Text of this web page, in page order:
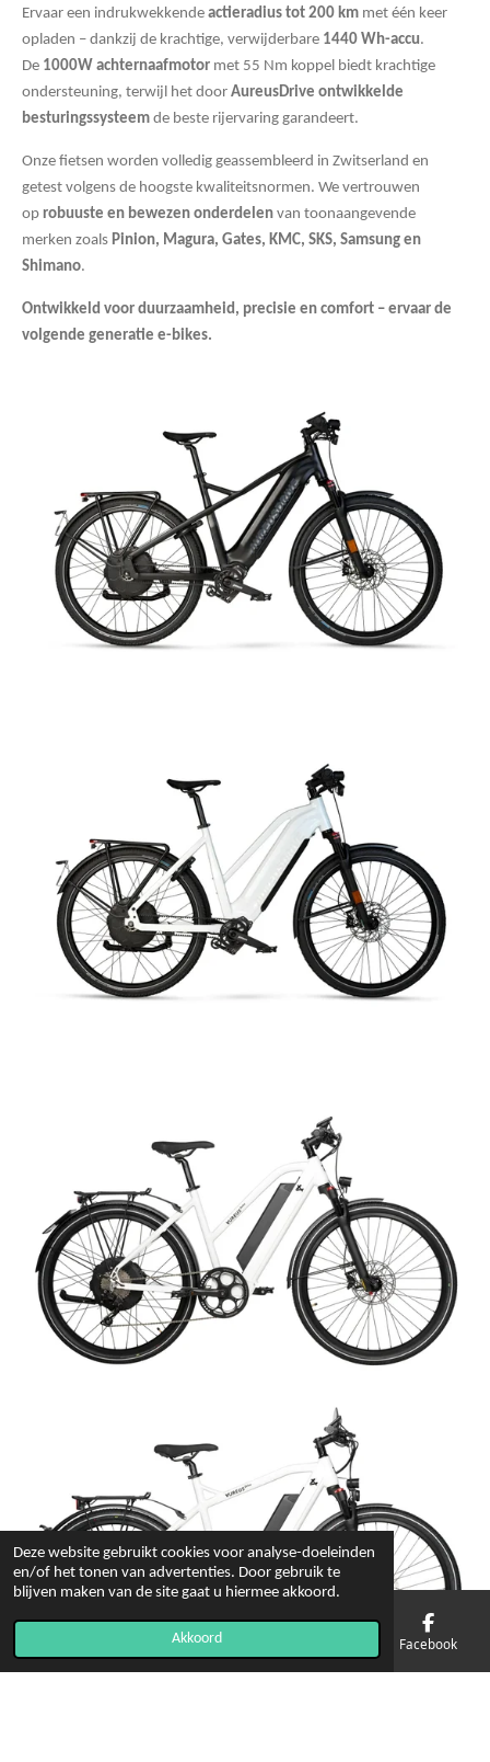
Deze website gebruikt cookies voor analyse-doeleinden
en/of het tonen van advertenties. Door gebruik te
blijven maken van de site gaat u hiermee akkoord.
Akkoord
Ervaar een indrukwekkende actieradius tot 200 km met één keer
opladen – dankzij de krachtige, verwijderbare 1440 Wh-accu.
De 1000W achternaafmotor met 55 Nm koppel biedt krachtige
ondersteuning, terwijl het door AureusDrive ontwikkelde
besturingssysteem de beste rijervaring garandeert.
Onze fietsen worden volledig geassembleerd in Zwitserland en
getest volgens de hoogste kwaliteitsnormen. We vertrouwen
op robuuste en bewezen onderdelen van toonaangevende
merken zoals Pinion, Magura, Gates, KMC, SKS, Samsung en
Shimano.
Ontwikkeld voor duurzaamheid, precisie en comfort – ervaar de
volgende generatie e-bikes.
Telefoonnummer Facebook